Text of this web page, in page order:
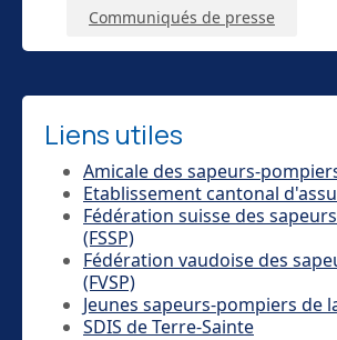
Communiqués de presse
Liens utiles
Amicale des sapeurs-
Etablissement cantonal
Fédération suisse des
(FSSP)
Fédération vaudoise des
(FVSP)
Jeunes sapeurs-pompiers de
SDIS de Terre-Sainte